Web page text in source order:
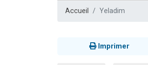
Accueil Yeladim
Imprimer